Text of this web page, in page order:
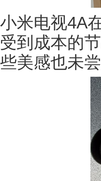
小米电视4A
受到成本的
些美感也未尝